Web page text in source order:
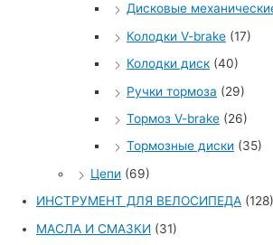
Дисковые
Колодки V-brake (17)
Колодки диск (40)
Ручки тормоза (29)
Тормоз V-brake (26)
Тормозные диски (35)
Цепи (69)
ИНСТРУМЕНТ ДЛЯ ВЕЛОСИПЕДА (128)
МАСЛА И СМАЗКИ (31)